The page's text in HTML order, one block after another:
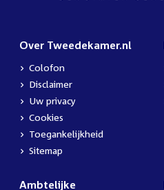
Over Tweedekamer.nl
Colofon
Disclaimer
Uw privacy
Cookies
Toegankelijkheid
Sitemap
Ambtelijke